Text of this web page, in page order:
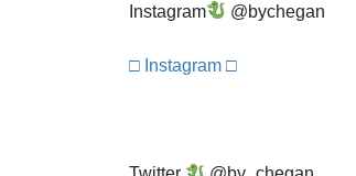
Instagram @bychegan
□ Instagram □